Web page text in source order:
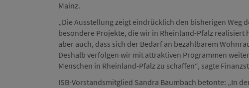
Mainz.
„Die Ausstellung zeigt eindrücklich den bisherigen
besondere Projekte, die wir in Rheinland-Pfalz
aber auch, dass sich der Bedarf an bezahlbarem
Deshalb verfolgen wir mit attraktiven Programmen
Menschen in Rheinland-Pfalz zu schaffen“, sagte
ISB-Vorstandsmitglied Sandra Baumbach betonte: „In